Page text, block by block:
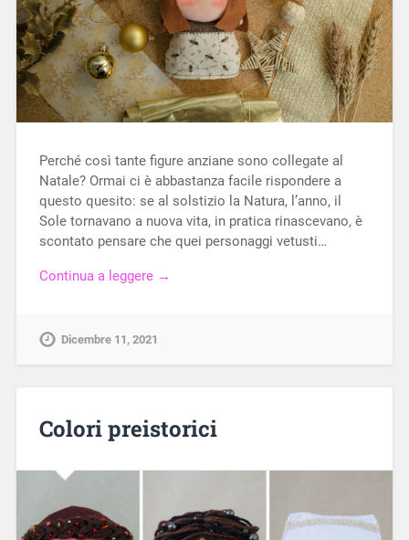
Perché così tante figure anziane sono collegate al
Natale? Ormai ci è abbastanza facile rispondere a
questo quesito: se al solstizio la Natura, l’anno, il
Sole tornavano a nuova vita, in pratica rinascevano, è
scontato pensare che quei personaggi vetusti…
Continua a leggere →
Dicembre 11, 2021
Colori preistorici